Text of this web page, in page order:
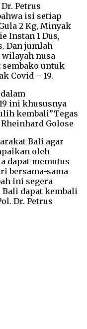
Petrus
isi setiap
2 Kg, Minyak
Instan 1 Dus,
Dan jumlah
nusa
sembako untuk
Covid – 19.
ini khususnya
kembali”Tegas
Golose
Bali agar
oleh
dapat memutus
bersama-sama
ini segera
dapat kembali
Dr. Petrus